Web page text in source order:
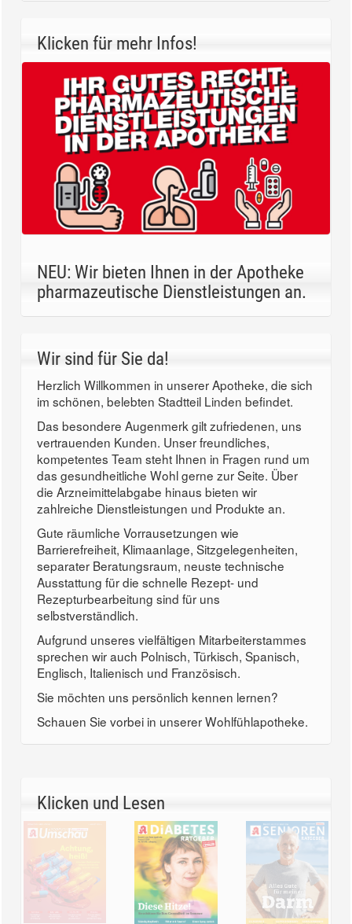
Klicken für mehr Infos!
NEU: Wir bieten Ihnen in der Apotheke
pharmazeutische Dienstleistungen an.
Wir sind für Sie da!
Herzlich Willkommen in unserer Apotheke, die sich
im schönen, belebten Stadtteil Linden befindet.
Das besondere Augenmerk gilt zufriedenen, uns
vertrauenden Kunden. Unser freundliches,
kompetentes Team steht Ihnen in Fragen rund um
das gesundheitliche Wohl gerne zur Seite. Über
die Arzneimittelabgabe hinaus bieten wir
zahlreiche Dienstleistungen und Produkte an.
Gute räumliche Vorrausetzungen wie
Barrierefreiheit, Klimaanlage, Sitzgelegenheiten,
separater Beratungsraum, neuste technische
Ausstattung für die schnelle Rezept- und
Rezepturbearbeitung sind für uns
selbstverständlich.
Aufgrund unseres vielfältigen Mitarbeiterstammes
sprechen wir auch Polnisch, Türkisch, Spanisch,
Englisch, Italienisch und Französisch.
Sie möchten uns persönlich kennen lernen?
Schauen Sie vorbei in unserer Wohlfühlapotheke.
Klicken und Lesen